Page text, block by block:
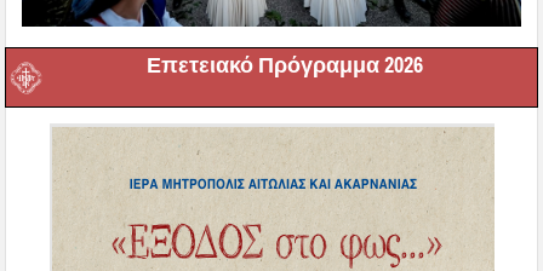
Επετειακό Πρόγραμμα 2026